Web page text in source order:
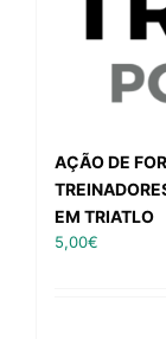
AÇÃO DE
EM TRIATLO
5,00€